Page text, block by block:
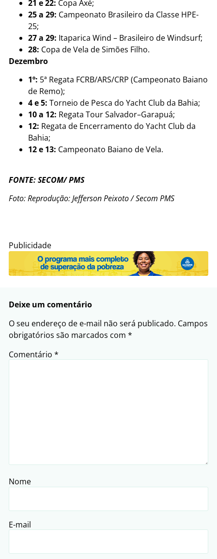
21 e 22: Copa Axé;
25 a 29: Campeonato Brasileiro da Classe HPE-
25;
27 a 29: Itaparica Wind – Brasileiro de Windsurf;
28: Copa de Vela de Simões Filho.
Dezembro
1º: 5ª Regata FCRB/ARS/CRP (Campeonato Baiano
de Remo);
4 e 5: Torneio de Pesca do Yacht Club da Bahia;
10 a 12: Regata Tour Salvador–Garapuá;
12: Regata de Encerramento do Yacht Club da
Bahia;
12 e 13: Campeonato Baiano de Vela.
FONTE: SECOM/ PMS
Foto: Reprodução: Jefferson Peixoto / Secom PMS
Publicidade
Deixe um comentário
O seu endereço de e-mail não será publicado. Campos
obrigatórios são marcados com *
Comentário *
Nome
E-mail